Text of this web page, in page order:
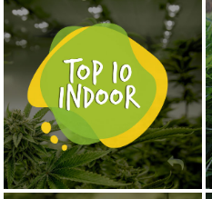
NASIONA MARIHUANY TOP 10 INDOOR
KUP TERAZ